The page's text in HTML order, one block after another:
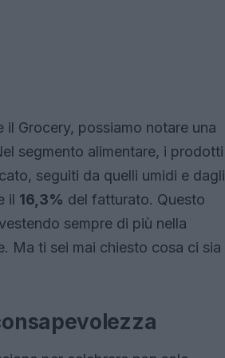
Grocery, possiamo notare una
segmento alimentare, i prodotti
seguiti da quelli umidi e dagli
il 16,3% del fatturato. Questo
sempre di più nella
Ma ti sei mai chiesto cosa ci sia